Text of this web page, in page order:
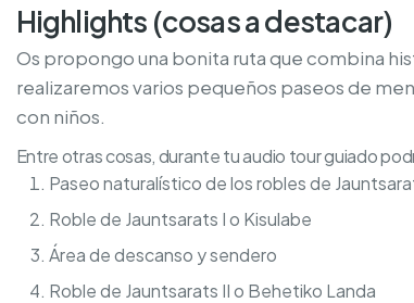
Highlights (cosas a destacar)
Os propongo una bonita ruta que combina
realizaremos varios pequeños paseos de
con niños.
Entre otras cosas, durante tu audio tour guiado
Paseo naturalístico de los robles de
Roble de Jauntsarats I o Kisulabe
Área de descanso y sendero
Roble de Jauntsarats II o Behetiko Landa